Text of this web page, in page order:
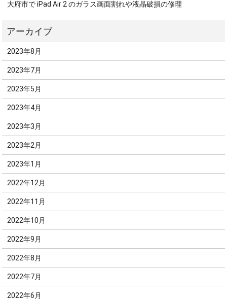
大府市で iPad Air 2 のガラス画面割れや液晶破損の修理
2023年8月
2023年7月
2023年5月
2023年4月
2023年3月
2023年2月
2023年1月
2022年12月
2022年11月
2022年10月
2022年9月
2022年8月
2022年7月
2022年6月